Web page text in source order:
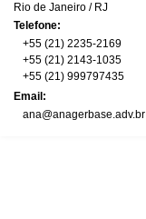
Rio de Janeiro / RJ
Telefone:
+55 (21) 2235-2169
+55 (21) 2143-1035
+55 (21) 999797435
Email:
ana@anagerbase.adv.br